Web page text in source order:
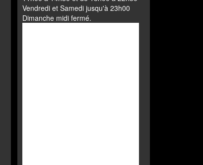
Vendredi et Samedi jusqu'à 23h00
Dimanche midi fermé.